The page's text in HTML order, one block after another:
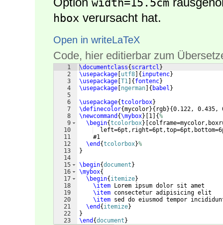
width=15.5cm
hbox verursacht hat.
Open in writeLaTeX
Code, hier editierbar zum
1
2
3
4
5
6
7
8
9
10
11
12
13
14
15
16
17
18
19
20
21
22
23
\documentclass{ scrartcl }
\usepackage utf8 { inputenc}
\usepackage T1 { fontenc}
\usepackage ngerman { babel }
\usepackage{tcolorbox}
\definecolor{mycolor}{ rgb}{0.122, 0.435,
\newcommand {\mybox} 1 {%
\begin{tcolorbox}
    #1
\end {tcolorbox}%
}
\begin{document }
\mybox{
\begin{ itemize}
\item Lorem ipsum dolor sit amet
\item consectetur adipisicing elit
\item sed do eiusmod tempor
\end { itemize}
}
\end {document }